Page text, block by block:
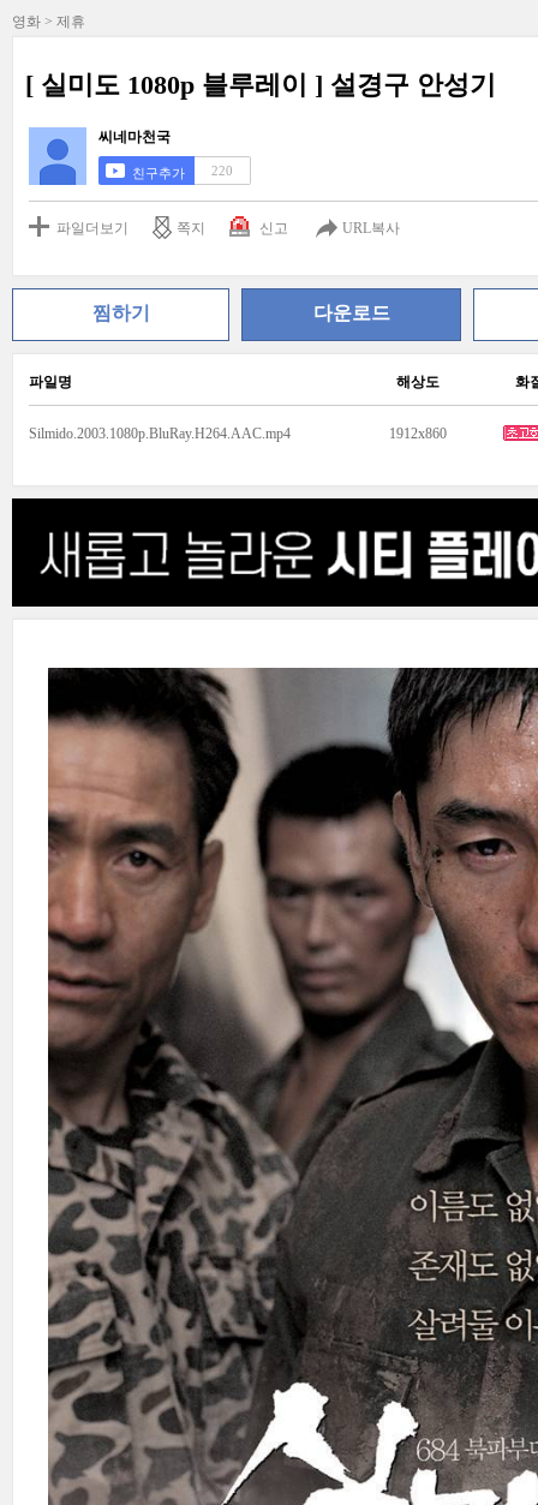
영화 > 제휴
[ 실미도 1080p 블루레이 ] 설경구 안성기
씨네마천국
친구추가 220
파일더보기 쪽지 신고 URL복사
찜하기 다운로드
파일명 해상도 화
Silmido.2003.1080p.BluRay.H264.AAC.mp4 1912x860